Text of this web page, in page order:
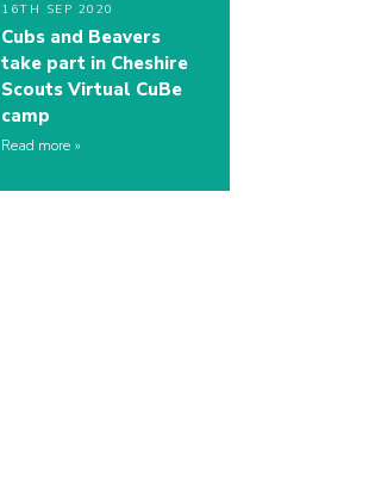
16TH SEP 2020
Cubs and Beavers
take part in Cheshire
Scouts Virtual CuBe
camp
Read more